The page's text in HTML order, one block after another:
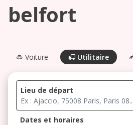
belfort
Voiture Utilitaire
Lieu de départ
Dates et horaires
agences à
proximité